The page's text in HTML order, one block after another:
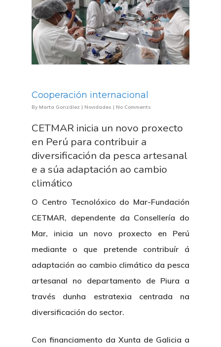
Cooperación internacional
By Marta González | Novidades | No Comments
CETMAR inicia un novo proxecto
en Perú para contribuir a
diversificación da pesca artesanal
e a súa adaptación ao cambio
climático
O Centro Tecnolóxico do Mar-Fundación
CETMAR, dependente da Consellería do
Mar, inicia un novo proxecto en Perú
mediante o que pretende contribuír á
adaptación ao cambio climático da pesca
artesanal no departamento de Piura a
través dunha estratexia centrada na
diversificación do sector.
Con financiamento da Xunta de Galicia a